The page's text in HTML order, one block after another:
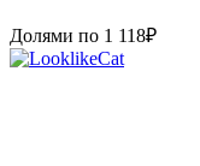
Долями по 1 118₽